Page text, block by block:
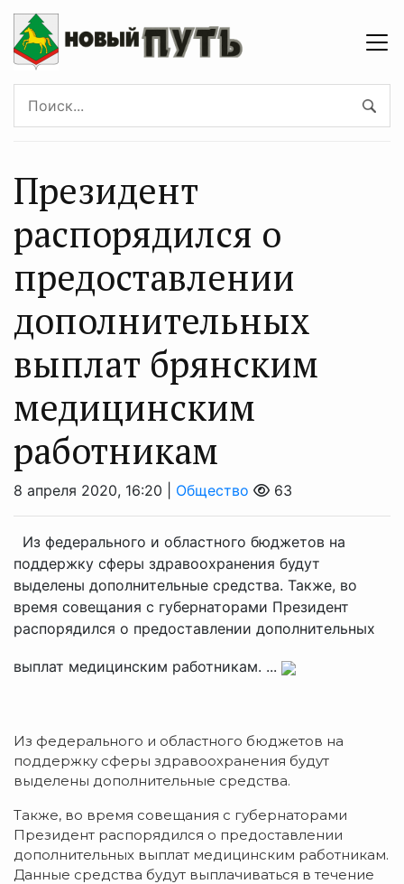
Президент
распорядился о
предоставлении
дополнительных
выплат брянским
медицинским
работникам
8 апреля 2020, 16:20 | Общество 63
Из федерального и областного бюджетов на
поддержку сферы здравоохранения будут
выделены дополнительные средства. Также, во
время совещания с губернаторами Президент
распорядился о предоставлении дополнительных
выплат медицинским работникам. ...
Из федерального и областного бюджетов на
поддержку сферы здравоохранения будут
выделены дополнительные средства.
Также, во время совещания с губернаторами
Президент распорядился о предоставлении
дополнительных выплат медицинским работникам.
Данные средства будут выплачиваться в течение